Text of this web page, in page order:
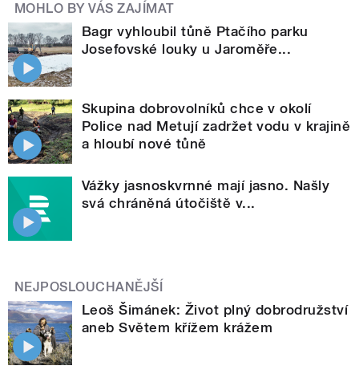
MOHLO BY VÁS ZAJÍMAT
Bagr vyhloubil tůně Ptačího parku
Josefovské louky u Jaroměře...
Skupina dobrovolníků chce v okolí
Police nad Metují zadržet vodu v krajině
a hloubí nové tůně
Vážky jasnoskvrnné mají jasno. Našly
svá chráněná útočiště v...
NEJPOSLOUCHANĚJŠÍ
Leoš Šimánek: Život plný dobrodružství
aneb Světem křížem krážem